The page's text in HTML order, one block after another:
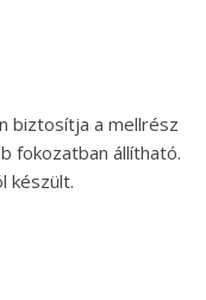
biztosítja a mellrész
fokozatban állítható.
készült.